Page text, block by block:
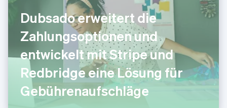
Dubsado erweitert die
Zahlungsoptionen und
entwickelt mit Stripe und
Redbridge eine Lösung für
Gebührenaufschläge
Italiano
Lettland
Liechtenstein
Litauen
English
Luxemburg
Français DeutschEnglish
Malaysia